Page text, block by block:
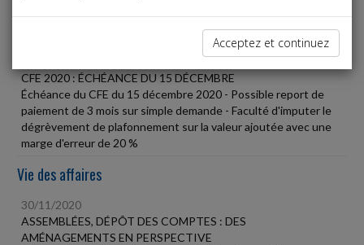
CFE 2020 : ÉCHÉANCE DU 15 DÉCEMBRE
Échéance du CFE du 15 décembre 2020 - Possible report de
paiement de 3 mois sur simple demande - Faculté d'imputer le
dégrèvement de plafonnement sur la valeur ajoutée avec une
marge d'erreur de 20 %
Vie des affaires
30/11/2020
ASSEMBLÉES, DÉPÔT DES COMPTES : DES
AMÉNAGEMENTS EN PERSPECTIVE
Acceptez et continuez